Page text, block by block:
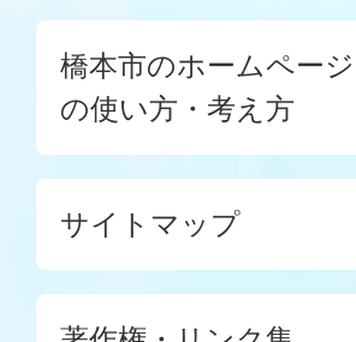
橋本市のホームページ
の使い方・考え方
サイトマップ